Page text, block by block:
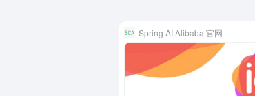
Spring AI Alibaba 官网